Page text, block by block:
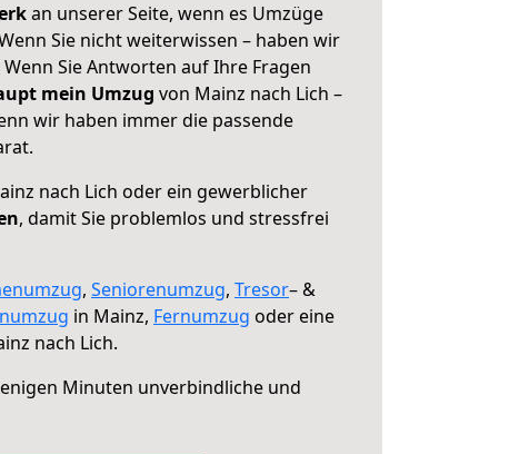
an unserer Seite, wenn es Umzüge
Sie nicht weiterwissen – haben wir
Sie Antworten auf Ihre Fragen
mein Umzug von Mainz nach Lich –
wir haben immer die passende
nach Lich oder ein gewerblicher
, damit Sie problemlos und stressfrei
, Seniorenumzug, Tresor– &
in Mainz, Fernumzug oder eine
nach Lich.
Minuten unverbindliche und